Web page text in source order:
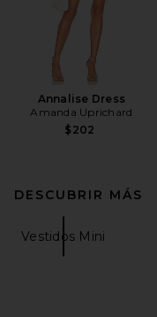
Annalise Dress
Amanda Uprichard
$202
DESCUBRIR MÁS
Vestidos Mini